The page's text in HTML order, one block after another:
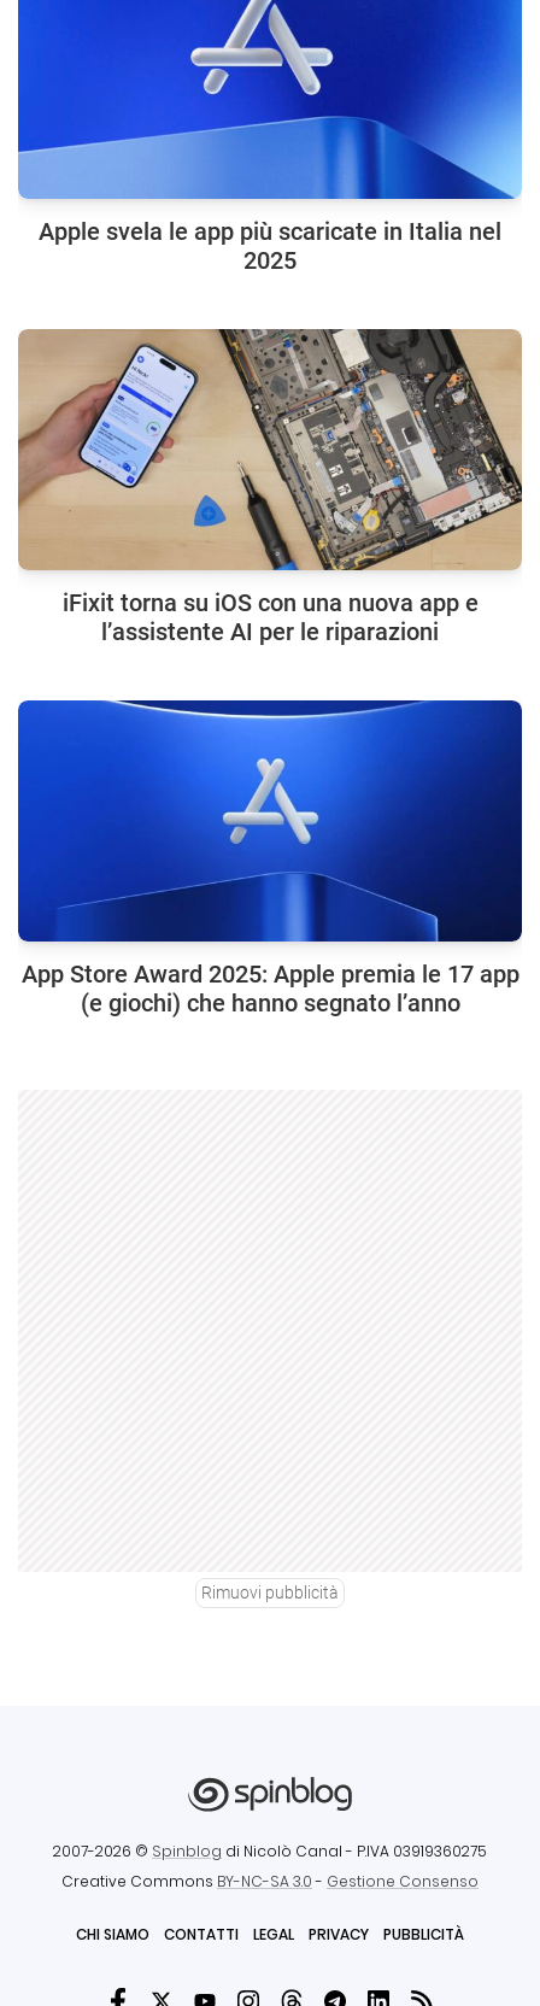
Apple svela le app più scaricate in Italia nel
2025
iFixit torna su iOS con una nuova app e
l’assistente AI per le riparazioni
App Store Award 2025: Apple premia le 17 app
(e giochi) che hanno segnato l’anno
Rimuovi pubblicità
2007-2026 © Spinblog di Nicolò Canal - P.IVA 03919360275
Creative Commons BY-NC-SA 3.0- Gestione Consenso
CHI SIAMO CONTATTI LEGAL PRIVACY PUBBLICITÀ